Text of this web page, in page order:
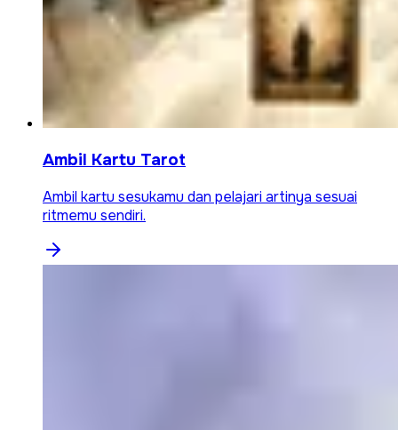
Ambil Kartu Tarot
Ambil kartu sesukamu dan pelajari artinya sesuai
ritmemu sendiri.